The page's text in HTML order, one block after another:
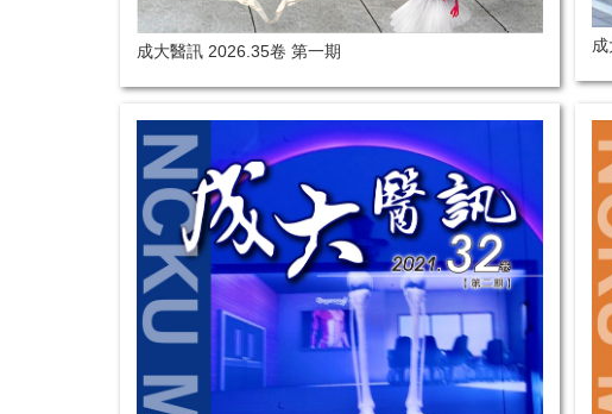
成大醫訊 2026.35卷 第一期